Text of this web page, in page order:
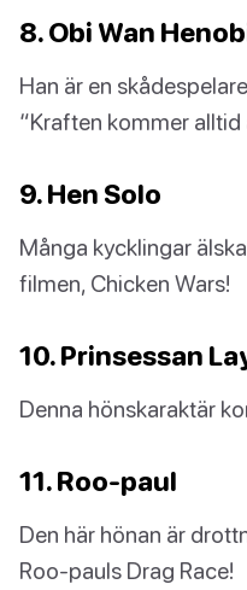
8. Obi Wan
Han är en
“Kraften kommer alltid
9. Hen Solo
Många kycklingar
filmen, Chicken Wars!
10. Prinsessan
Denna hönskaraktär
11. Roo-paul
Den här hönan är
Roo-pauls Drag Race!